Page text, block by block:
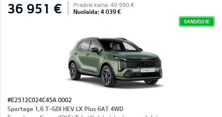
36 951 € Pradinė kaina: 40 990 €
Nuolaida: 4 039 €
SANDĖLYJE
#E2512C024C45A 0002
Sportage 1,6 T-GDI HEV LX Plus 6AT 4WD